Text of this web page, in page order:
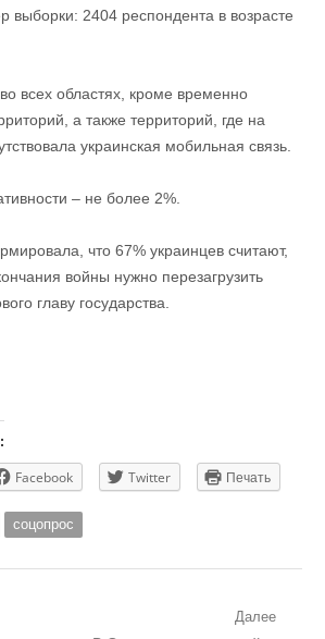
выборки: 2404 респондента в возрасте
всех областях, кроме временно
а также территорий, где на
украинская мобильная связь.
– не более 2%.
что 67% украинцев считают,
войны нужно перезагрузить
главу государства.
Facebook Twitter Печать
соцопрос
Далее